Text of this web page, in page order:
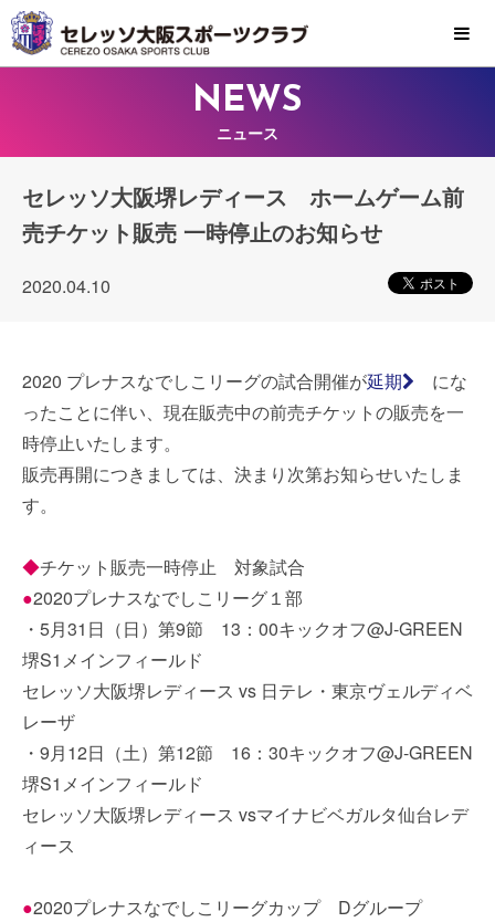
MENU
NEWS
ニュース
セレッソ大阪堺レディース ホームゲーム前
売チケット販売 一時停止のお知らせ
2020.04.10
2020 プレナスなでしこリーグの試合開催が延期
にな
ったことに伴い、現在販売中の前売チケットの販売を一
時停止いたします。
販売再開につきましては、決まり次第お知らせいたしま
す。
◆チケット販売一時停止 対象試合
●2020プレナスなでしこリーグ１部
・5月31日（日）第9節 13：00キックオフ@J-GREEN
堺S1メインフィールド
セレッソ大阪堺レディース vs 日テレ・東京ヴェルディベ
レーザ
・9月12日（土）第12節 16：30キックオフ@J-GREEN
堺S1メインフィールド
セレッソ大阪堺レディース vsマイナビベガルタ仙台レデ
ィース
●2020プレナスなでしこリーグカップ Dグループ